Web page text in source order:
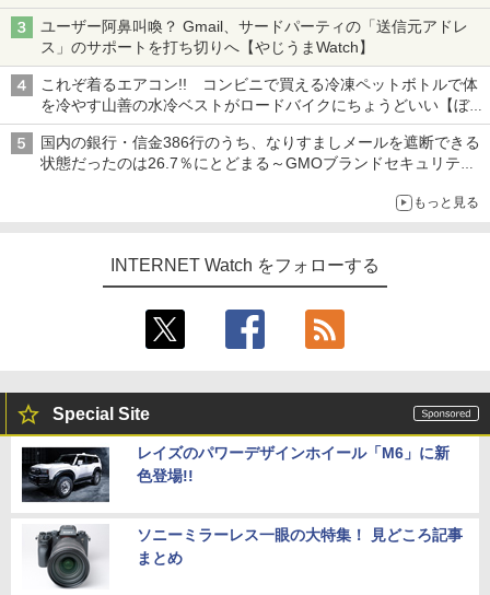
真や映像を使った投資詐欺などへの対策として
ユーザー阿鼻叫喚？ Gmail、サードパーティの「送信元アドレ
ス」のサポートを打ち切りへ【やじうまWatch】
これぞ着るエアコン!! コンビニで買える冷凍ペットボトルで体
を冷やす山善の水冷ベストがロードバイクにちょうどいい【ぼっ
ち・ざ・ろーど！その14】【空いた時間でなにしてる？】
国内の銀行・信金386行のうち、なりすましメールを遮断できる
状態だったのは26.7％にとどまる～GMOブランドセキュリティ
もっと見る
INTERNET Watch をフォローする
Special Site
レイズのパワーデザインホイール「M6」に新
色登場!!
ソニーミラーレス一眼の大特集！ 見どころ記事
まとめ